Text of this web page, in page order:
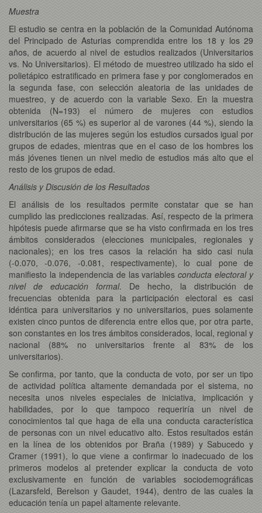
Muestra
El estudio se centra en la población de la Comunidad Autónoma
del Principado de Asturias comprendida entre los 18 y los 29
años, de acuerdo al nivel de estudios realizados (Universitarios
vs. No Universitarios). El método de muestreo utilizado ha sido el
polietápico estratificado en primera fase y por conglomerados en
la segunda fase, con selección aleatoria de las unidades de
muestreo, y de acuerdo con la variable Sexo. En la muestra
obtenida (N=193) el número de mujeres con estudios
universitarios (65 %) es superior al de varones (44 %), siendo la
distribución de las mujeres según los estudios cursados igual por
grupos de edades, mientras que en el caso de los hombres los
más jóvenes tienen un nivel medio de estudios más alto que el
resto de los grupos de edad.
Análisis y Discusión de los Resultados
El análisis de los resultados permite constatar que se han
cumplido las predicciones realizadas. Así, respecto de la primera
hipótesis puede afirmarse que se ha visto confirmada en los tres
ámbitos considerados (elecciones municipales, regionales y
nacionales); en los tres casos la relación ha sido casi nula
(-0.070, -0.076, -0.081, respectivamente), lo cual pone de
manifiesto la independencia de las variablesconducta electoral y
nivel de educación formal. De hecho, la distribución de
frecuencias obtenida para la participación electoral es casi
idéntica para universitarios y no universitarios, pues solamente
existen cinco puntos de diferencia entre ellos que, por otra parte,
son constantes en los tres ámbitos considerados, local, regional y
nacional (88% no universitarios frente al 83% de los
universitarios).
Se confirma, por tanto, que la conducta de voto, por ser un tipo
de actividad política altamente demandada por el sistema, no
necesita unos niveles especiales de iniciativa, implicación y
habilidades, por lo que tampoco requeriría un nivel de
conocimientos tal que haga de ella una conducta característica
de personas con un nivel educativo alto. Estos resultados están
en la línea de los obtenidos por Braña (1989) y Sabucedo y
Cramer (1991), lo que viene a confirmar lo inadecuado de los
primeros modelos al pretender explicar la conducta de voto
exclusivamente en función de variables sociodemográficas
(Lazarsfeld, Berelson y Gaudet, 1944), dentro de las cuales la
educación tenía un papel altamente relevante.